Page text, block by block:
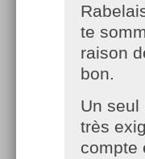
te
raison
bon.
Un seul
très
compte